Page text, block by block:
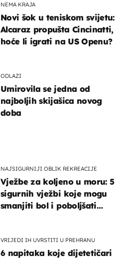
NAJSIGURNIJI OBLIK REKREACIJE
Vježbe za koljeno u moru: 5
sigurnih vježbi koje mogu
smanjiti bol i poboljšati
VRIJEDI IH UVRSTITI U PREHRANU
6 napitaka koje dijetetičari
NEMA KRAJA
Novi šok u teniskom svijetu:
Alcaraz propušta Cincinatti,
hoće li igrati na US Openu?
ODLAZI
Umirovila se jedna od
najboljih skijašica novog
doba